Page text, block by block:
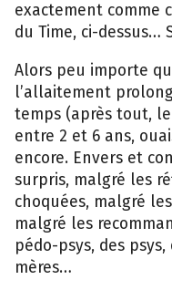
exactement comme
du Time, ci-dessus…
Alors peu importe
l’allaitement
temps (après tout,
entre 2 et 6 ans,
encore. Envers et
surpris, malgré les
choquées, malgré
malgré les
pédo-psys, des
mères…